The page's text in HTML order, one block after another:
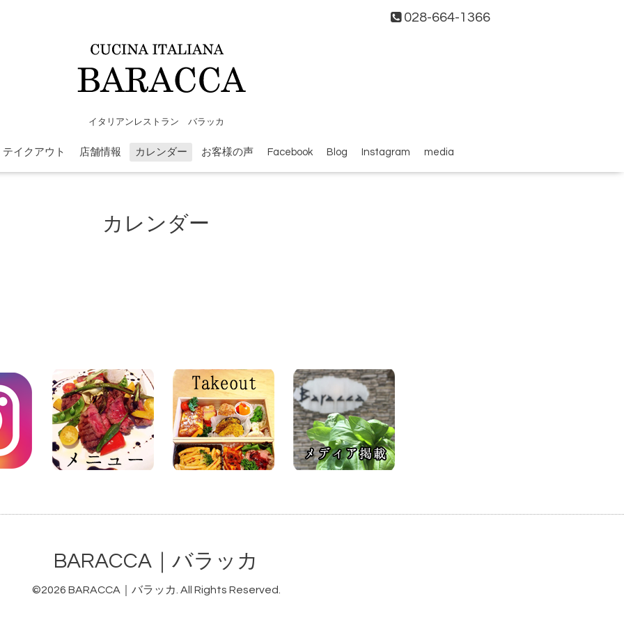
028-664-1366
イタリアンレストラン バラッカ
テイクアウト 店舗情報 カレンダー お客様の声 Facebook Blog Instagram media
カレンダー
BARACCA｜バラッカ
©2026 BARACCA｜バラッカ. All Rights Reserved.